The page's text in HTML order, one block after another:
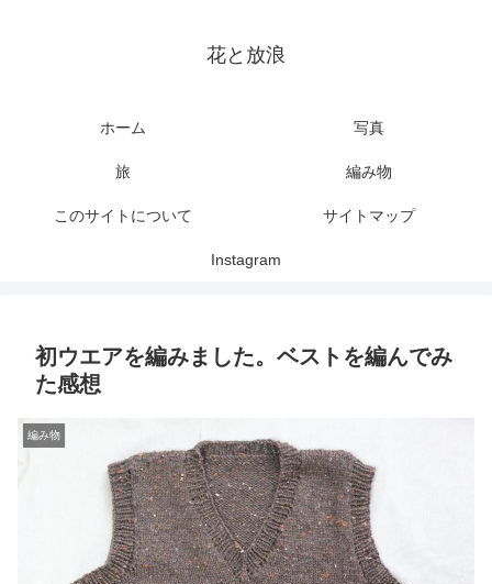
花と放浪
ホーム 写真
旅 編み物
このサイトについて サイトマップ
Instagram
初ウエアを編みました。ベストを編んでみ
た感想
編み物